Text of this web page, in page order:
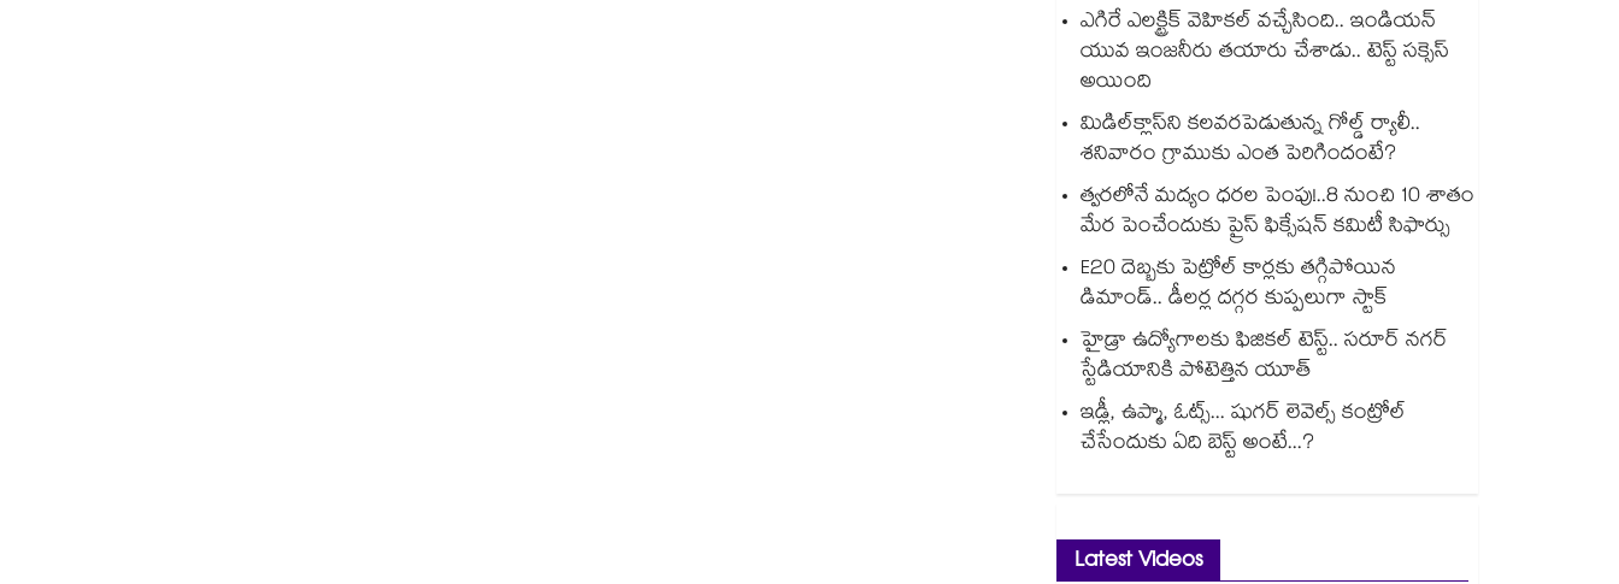
ఎగిరే ఎలక్ట్రిక్ వెహికల్ వచ్చేసింది.. ఇండియన్
యువ ఇంజనీరు తయారు చేశాడు.. టెస్ట్ సక్సెస్
అయింది
మిడిల్‌క్లాస్‌ని కలవరపెడుతున్న గోల్డ్ ర్యాలీ..
శనివారం గ్రాముకు ఎంత పెరిగిందంటే?
త్వరలోనే మద్యం ధ‌‌ర‌‌ల పెంపు!..8 నుంచి 10 శాతం
మేర పెంచేందుకు ప్రైస్ ఫిక్సేష‌‌న్ క‌‌మిటీ సిఫార్సు
E20 దెబ్బకు పెట్రోల్ కార్లకు తగ్గిపోయిన
డిమాండ్.. డీలర్ల దగ్గర కుప్పలుగా స్టాక్
హైడ్రా ఉద్యోగాలకు ఫిజికల్ టెస్ట్.. సరూర్ నగర్
స్టేడియానికి పోటెత్తిన యూత్
ఇడ్లీ, ఉప్మా, ఓట్స్... షుగర్ లెవెల్స్ కంట్రోల్
చేసేందుకు ఏది బెస్ట్ అంటే...?
Latest Videos